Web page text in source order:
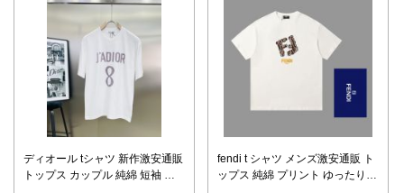
ディオール tシャツ 新作激安通販
トップス カップル 純綿 短袖 柔
fendi t シャツ メンズ激安通販 ト
ップス 純綿 プリント ゆったり